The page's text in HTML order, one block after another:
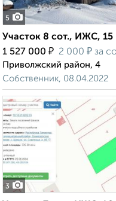
5
Участок 8 сот., ИЖС, 15
1 527 000 ₽ 2 000 ₽ за
Приволжский район, 4
Собственник, 08.04.2022
3